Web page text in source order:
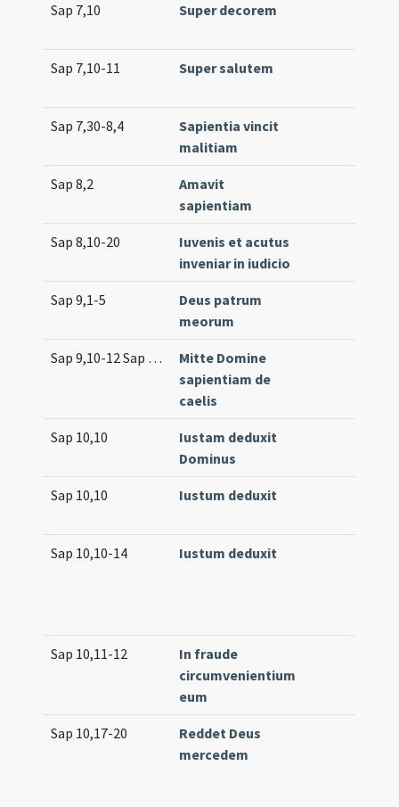
Sap 7,10 Super decorem
Sap 7,10-11 Super salutem
Sap 7,30-8,4
Sapientia vincit
malitiam
Sap 8,2
Amavit
sapientiam
Sap 8,10-20
Iuvenis et acutus
inveniar in iudicio
Sap 9,1-5
Deus patrum
meorum
Sap 9,10-12 Sap 9,17 Sap 9,19
Mitte Domine
sapientiam de
caelis
Sap 10,10
Iustam deduxit
Dominus
Sap 10,10 Iustum deduxit
Sap 10,10-14 Iustum deduxit
Sap 10,11-12
In fraude
circumvenientium
eum
Sap 10,17-20
Reddet Deus
mercedem